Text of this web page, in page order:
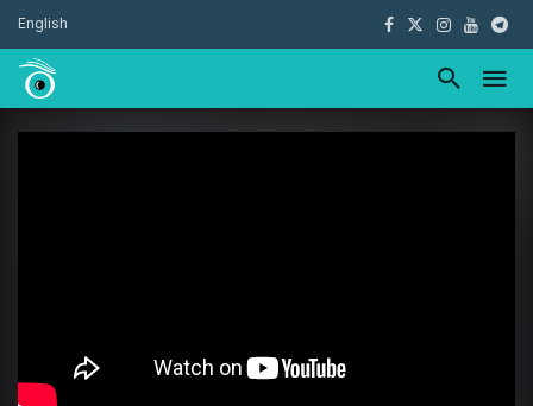
English